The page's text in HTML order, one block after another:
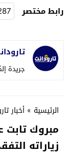
رابط مختصر
جريدة
الرئيسية » أخبار
مبروك تابت
زياراته